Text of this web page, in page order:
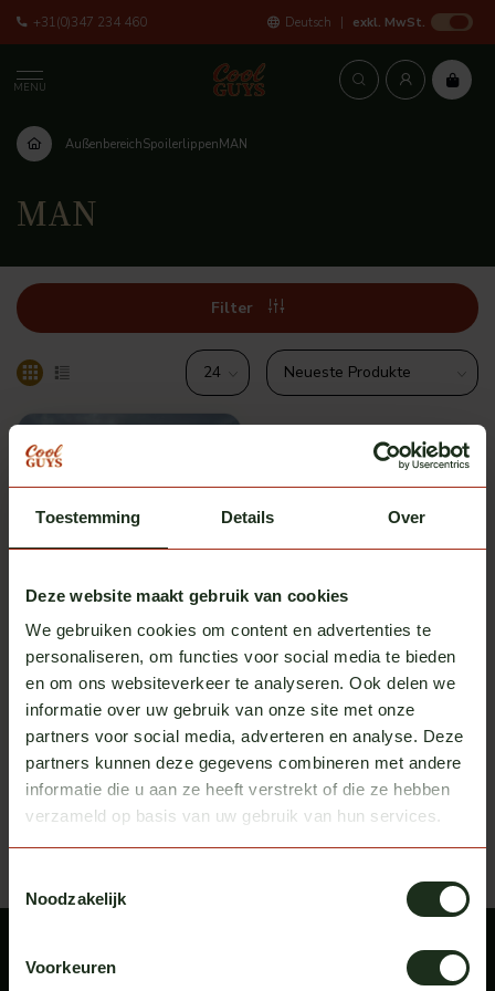
Toestemming Details Over
Deze website maakt gebruik van cookies
We gebruiken cookies om content en advertenties te
personaliseren, om functies voor social media te bieden
en om ons websiteverkeer te analyseren. Ook delen we
informatie over uw gebruik van onze site met onze
partners voor social media, adverteren en analyse. Deze
partners kunnen deze gegevens combineren met andere
informatie die u aan ze heeft verstrekt of die ze hebben
verzameld op basis van uw gebruik van hun services.
Noodzakelijk
Voorkeuren
+31(0)347 234 460 Deutsch exkl. MwSt.
MENU
AußenbereichSpoilerlippenMAN
MAN
Filter
Turbo Truckparts
Spoilerlippe MAN TGX
€ 550,00 exkl. MwSt.
Zuletzt angesehen Bekijk alle producten